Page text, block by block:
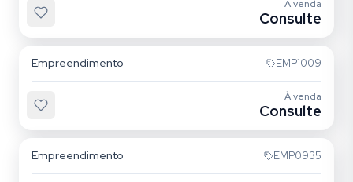
À venda
Consulte
Empreendimento EMP1009
À venda
Consulte
Empreendimento EMP0935